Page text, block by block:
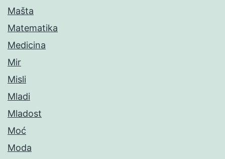
Mašta
Matematika
Medicina
Mir
Misli
Mladi
Mladost
Moć
Moda